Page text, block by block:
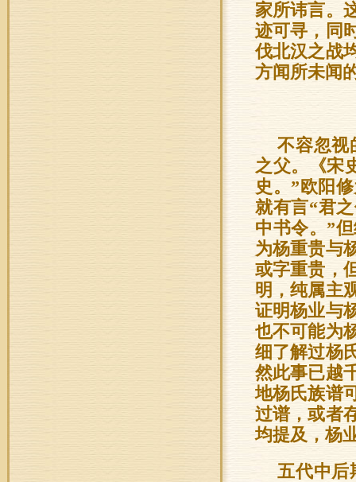
家所讳言。
迹可寻，同
伐北汉之战
方闻所未闻
不容忽视
之父。《宋
史。”欧阳
就有言“君
中书令。”
为杨重贵与
或字重贵，
明，纯属主
证明杨业与
也不可能为
细了解过杨
然此事已越
地杨氏族谱
过谱，或者
均提及，杨
五代中后